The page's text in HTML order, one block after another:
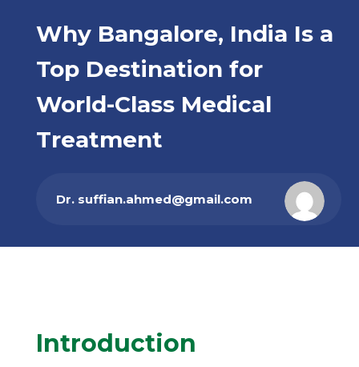
Medical Treatment – Trusted Medical Tourism
Why Bangalore, India Is a
Top Destination for
World-Class Medical
Treatment
Dr. suffian.ahmed@gmail.com
Introduction